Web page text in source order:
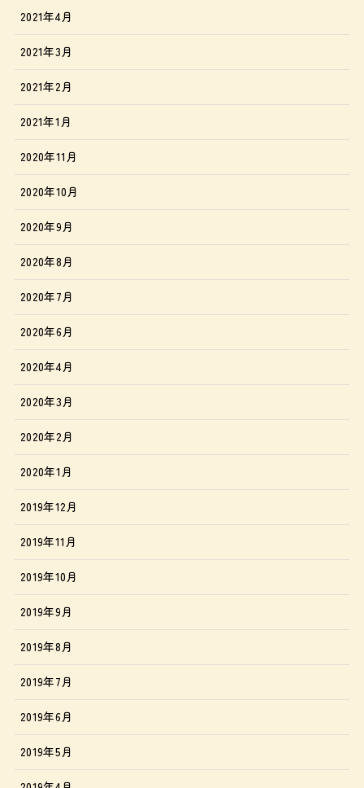
2021年4月
2021年3月
2021年2月
2021年1月
2020年11月
2020年10月
2020年9月
2020年8月
2020年7月
2020年6月
2020年4月
2020年3月
2020年2月
2020年1月
2019年12月
2019年11月
2019年10月
2019年9月
2019年8月
2019年7月
2019年6月
2019年5月